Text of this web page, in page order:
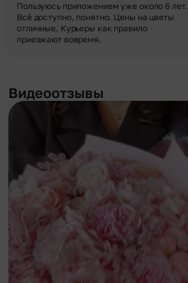
Пользуюсь приложением уже около 6 лет.
Всё доступно, понятно. Цены на цветы
отличные. Курьеры как правило
приезжают вовремя.
Видеоотзывы